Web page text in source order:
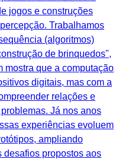
jogos e construções
Trabalhamos
(algoritmos)
de brinquedos",
mostra que a computação
digitais, mas com a
relações e
Já nos anos
experiências evoluem
ampliando
desafios propostos aos